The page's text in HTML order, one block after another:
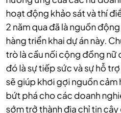
hoạt động khảo sát và thí
2 năm qua đã là nguồn
hàng triển khai dự án này.
trò là cầu nối cộng đồng nữ
đó là sự tiếp sức và sự hỗ
sẽ giúp khơi gợi nguồn
bứt phá cho các doanh
sớm trở thành địa chỉ tin